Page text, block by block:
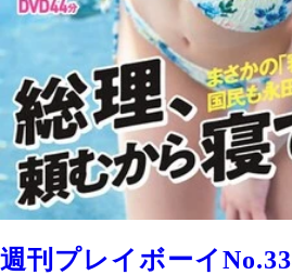
週刊プレイボーイNo.33